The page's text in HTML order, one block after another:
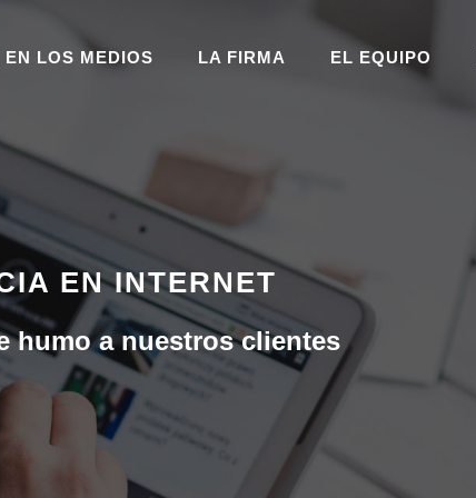
EN LOS MEDIOS LA FIRMA EL EQUIPO
EN INTERNET
humo a nuestros clientes